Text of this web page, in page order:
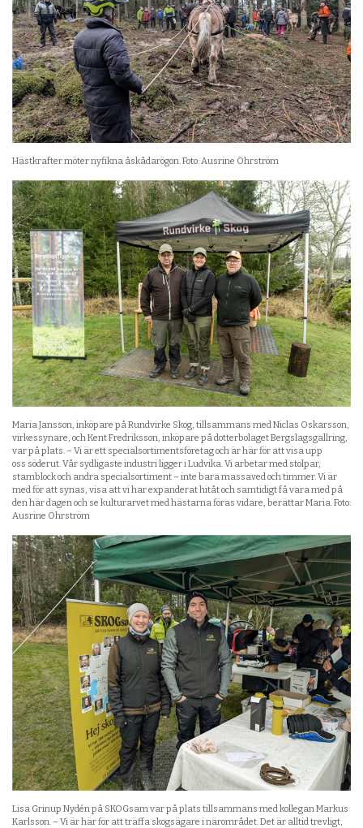
Hästkrafter möter nyfikna åskådarögon. Foto: Ausrine Öhrström
Maria Jansson, inköpare på Rundvirke Skog, tillsammans med Niclas Oskarsson,
virkessynare, och Kent Fredriksson, inköpare på dotterbolaget Bergslagsgallring,
var på plats. – Vi är ett specialsortimentsföretag och är här för att visa upp
oss söderut. Vår sydligaste industri ligger i Ludvika. Vi arbetar med stolpar,
stamblock och andra specialsortiment – inte bara massaved och timmer. Vi är
med för att synas, visa att vi har expanderat hitåt och samtidigt få vara med på
den här dagen och se kulturarvet med hästarna föras vidare, berättar Maria. Foto:
Ausrine Öhrström
Lisa Grinup Nydén på SKOGsam var på plats tillsammans med kollegan Markus
Karlsson. – Vi är här för att träffa skogsägare i närområdet. Det är alltid trevligt,